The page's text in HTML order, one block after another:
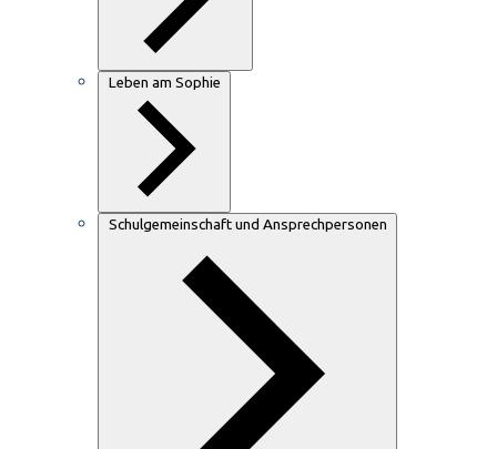
Leben am Sophie
Schulgemeinschaft und Ansprechpersonen